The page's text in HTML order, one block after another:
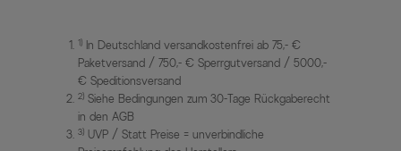
1) In Deutschland versandkostenfrei ab 75,- €
Paketversand / 750,- € Sperrgutversand / 5000,-
€ Speditionsversand
2) Siehe Bedingungen zum 30-Tage Rückgaberecht
in den AGB
3) UVP / Statt Preise = unverbindliche